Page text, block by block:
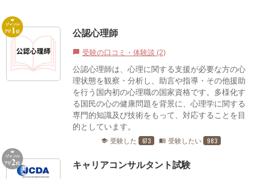
公認心理師
chat_bubble 受験の口コミ・体験談 (2)
公認心理師は、心理に関する支援が必要な方の心
理状態を観察・分析し、助言や指導・その他援助
を行う国内初の心理職の国家資格です。多様化す
る国民の心の健康問題を背景に、心理学に関する
専門的知識及び技術をもって、対応することを目
的としています。
school 受験した 673 menu_book 受験したい 983
キャリアコンサルタント試験